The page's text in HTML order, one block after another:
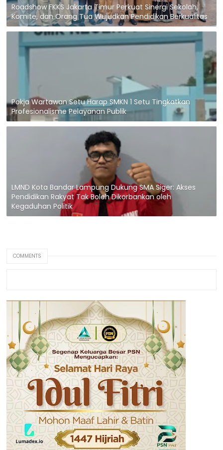
Roadshow FKKS Jakarta Timur Perkuat Sinergi Sekolah,
Komite, dan Orang Tua Wujudkan Pendidikan Berkualitas
Pokja Wartawan Setu Harap SMKN 1 Setu Tingkatkan
Profesionalisme Pelayanan Publik
LMND Kota Bandar Lampung Dukung SMA Siger: Akses
Pendidikan Rakyat Tak Boleh Dikorbankan oleh
Kegaduhan Politik
COMMENTS